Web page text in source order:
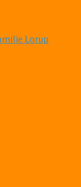
Lorup